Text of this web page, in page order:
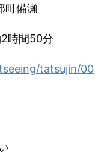
町備瀬
時間50分
tatsujin/00